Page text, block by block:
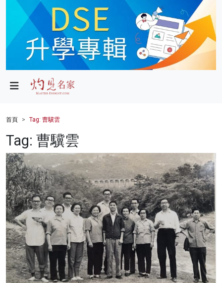
政局
財經
健康
商業
科技
影片
名家榜
灼見活動
關於我們
首頁 Tag: 曹驥雲
Tag: 曹驥雲